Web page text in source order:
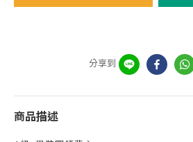
分享到
商品描述